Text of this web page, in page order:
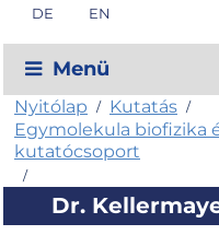
DE EN
Menü
Nyitólap / Kutatás /
Egymolekula biofizika
kutatócsoport
/
Dr.